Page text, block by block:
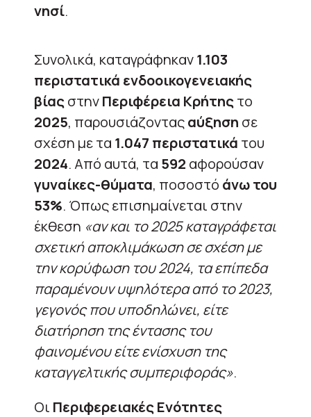
νησί.
Συνολικά, καταγράφηκαν1.103
περιστατικά ενδοοικογενειακής
βίαςστηνΠεριφέρεια Κρήτηςτο
2025, παρουσιάζονταςαύξηση σε
σχέση με τα 1.047 περιστατικά του
2024. Από αυτά, τα 592 αφορούσαν
γυναίκες-θύματα, ποσοστό άνω του
53%. Όπως επισημαίνεται στην
έκθεση «αν και το 2025 καταγράφεται
σχετική αποκλιμάκωση σε σχέση με
την κορύφωση του 2024, τα επίπεδα
παραμένουν υψηλότερα από το 2023,
γεγονός που υποδηλώνει, είτε
διατήρηση της έντασης του
φαινομένου είτε ενίσχυση της
καταγγελτικής συμπεριφοράς».
Οι Περιφερειακές Ενότητες